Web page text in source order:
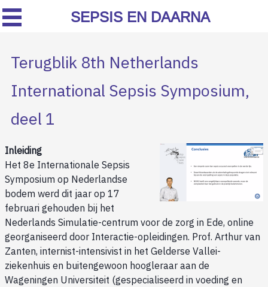
Terugblik 8th Netherlands
International Sepsis Symposium,
deel 1
Inleiding
Het 8e Internationale Sepsis
Symposium op Nederlandse
bodem werd dit jaar op 17
februari gehouden bij het
Nederlands Simulatie-centrum voor de zorg in Ede, online
georganiseerd door Interactie-opleidingen. Prof. Arthur van
Zanten, internist-intensivist in het Gelderse Vallei-
ziekenhuis en buitengewoon hoogleraar aan de
Wageningen Universiteit (gespecialiseerd in voeding en
SEPSIS EN DAARNA